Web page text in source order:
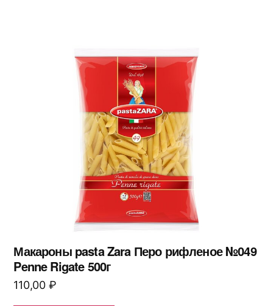
Макароны pasta Zara Перо рифленое №049
Penne Rigate 500г
110,00 ₽